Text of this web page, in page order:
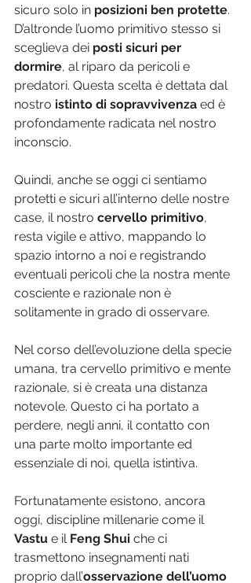
sicuro solo in posizioni ben protette.
D’altronde l’uomo primitivo stesso si
sceglieva dei posti sicuri per
dormire, al riparo da pericoli e
predatori. Questa scelta è dettata dal
nostro istinto di sopravvivenza ed è
profondamente radicata nel nostro
inconscio.
Quindi, anche se oggi ci sentiamo
protetti e sicuri all’interno delle nostre
case, il nostro cervello primitivo,
resta vigile e attivo, mappando lo
spazio intorno a noi e registrando
eventuali pericoli che la nostra mente
cosciente e razionale non è
solitamente in grado di osservare.
Nel corso dell’evoluzione della specie
umana, tra cervello primitivo e mente
razionale, si è creata una distanza
notevole. Questo ci ha portato a
perdere, negli anni, il contatto con
una parte molto importante ed
essenziale di noi, quella istintiva.
Fortunatamente esistono, ancora
oggi, discipline millenarie come il
Vastu e il Feng Shui che ci
trasmettono insegnamenti nati
proprio dall’osservazione dell’uomo